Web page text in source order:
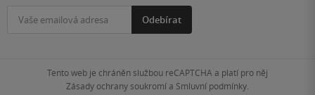
Odebírat
Tento web je chráněn službou reCAPTCHA a platí pro něj
Zásady ochrany soukromía Smluvní podmínky